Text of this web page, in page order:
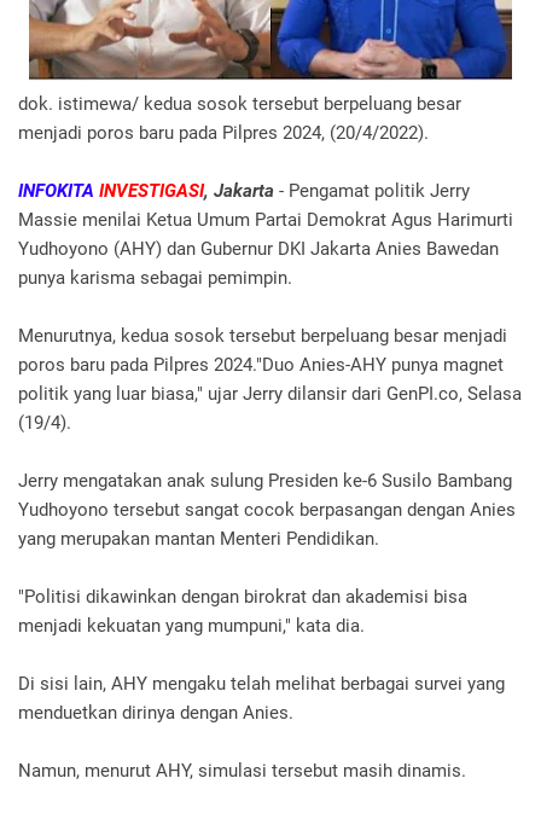
dok. istimewa/ kedua sosok tersebut berpeluang besar
menjadi poros baru pada Pilpres 2024, (20/4/2022).
INFOKITA INVESTIGASI, Jakarta - Pengamat politik Jerry
Massie menilai Ketua Umum Partai Demokrat Agus Harimurti
Yudhoyono (AHY) dan Gubernur DKI Jakarta Anies Bawedan
punya karisma sebagai pemimpin.
Menurutnya, kedua sosok tersebut berpeluang besar menjadi
poros baru pada Pilpres 2024."Duo Anies-AHY punya magnet
politik yang luar biasa," ujar Jerry dilansir dari GenPI.co, Selasa
(19/4).
Jerry mengatakan anak sulung Presiden ke-6 Susilo Bambang
Yudhoyono tersebut sangat cocok berpasangan dengan Anies
yang merupakan mantan Menteri Pendidikan.
"Politisi dikawinkan dengan birokrat dan akademisi bisa
menjadi kekuatan yang mumpuni," kata dia.
Di sisi lain, AHY mengaku telah melihat berbagai survei yang
menduetkan dirinya dengan Anies.
Namun, menurut AHY, simulasi tersebut masih dinamis.